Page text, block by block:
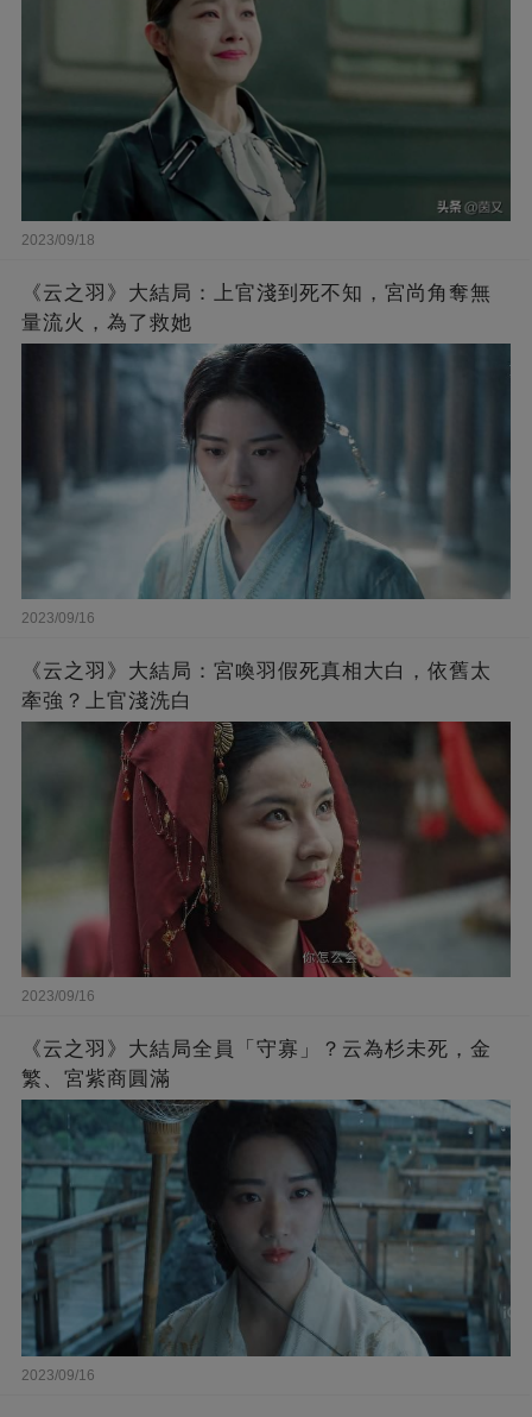
2023/09/18
《云之羽》大結局：上官淺到死不知，宮尚角奪無
量流火，為了救她
2023/09/16
《云之羽》大結局：宮喚羽假死真相大白，依舊太
牽強？上官淺洗白
2023/09/16
《云之羽》大結局全員「守寡」？云為杉未死，金
繁、宮紫商圓滿
2023/09/16